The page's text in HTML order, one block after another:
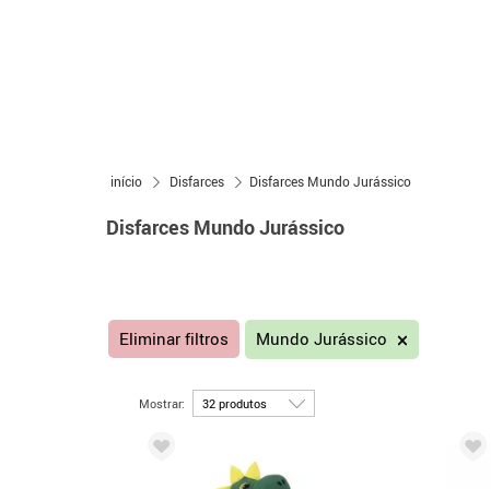
início Disfarces Disfarces Mundo Jurássico
Disfarces Mundo Jurássico
Eliminar filtros Mundo Jurássico
Mostrar: